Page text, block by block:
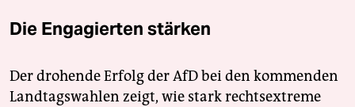
Die Engagierten stärken
Der drohende Erfolg der AfD bei den kommenden
Landtagswahlen zeigt, wie stark rechtsextreme